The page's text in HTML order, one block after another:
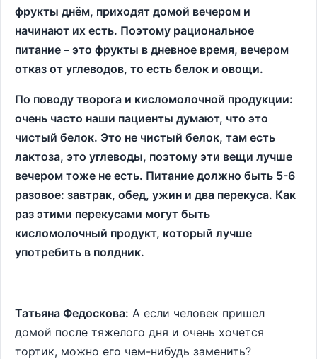
фрукты днём, приходят домой вечером и
начинают их есть. Поэтому рациональное
питание – это фрукты в дневное время, вечером
отказ от углеводов, то есть белок и овощи.
По поводу творога и кисломолочной продукции:
очень часто наши пациенты думают, что это
чистый белок. Это не чистый белок, там есть
лактоза, это углеводы, поэтому эти вещи лучше
вечером тоже не есть. Питание должно быть 5-6
разовое: завтрак, обед, ужин и два перекуса. Как
раз этими перекусами могут быть
кисломолочный продукт, который лучше
употребить в полдник.
Татьяна Федоскова: А если человек пришел
домой после тяжелого дня и очень хочется
тортик, можно его чем-нибудь заменить?